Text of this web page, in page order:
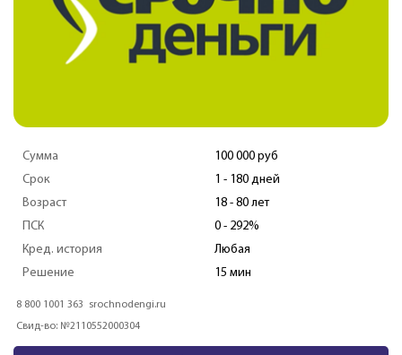
Сумма
100 000 руб
Срок
1 - 180 дней
Возраст
18 - 80 лет
ПСК
0 - 292%
Кред. история
Любая
Решение
15 мин
8 800 1001 363
srochnodengi.ru
Свид-во: №2110552000304